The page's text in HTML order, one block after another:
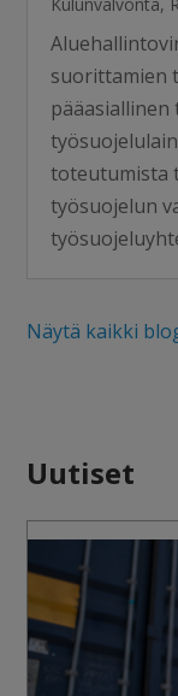
suorittamien
toteutumista
työsuojelun
Näytä kaikki
Uutiset